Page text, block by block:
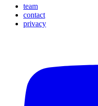
Footer
team
contact
privacy